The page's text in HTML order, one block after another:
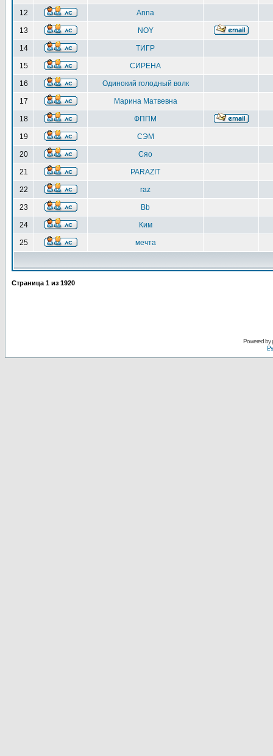
12 Anna
13 NOY
14 ТИГР
15 СИРЕНА
16 Одинокий голодный волк
17 Марина Матвевна
18 ФППМ
19 СЭМ
20 Сяо
21 PARAZIT
22 raz
23 Bb
24 Ким
25 мечта
Страница 1 из 1920
Powered by